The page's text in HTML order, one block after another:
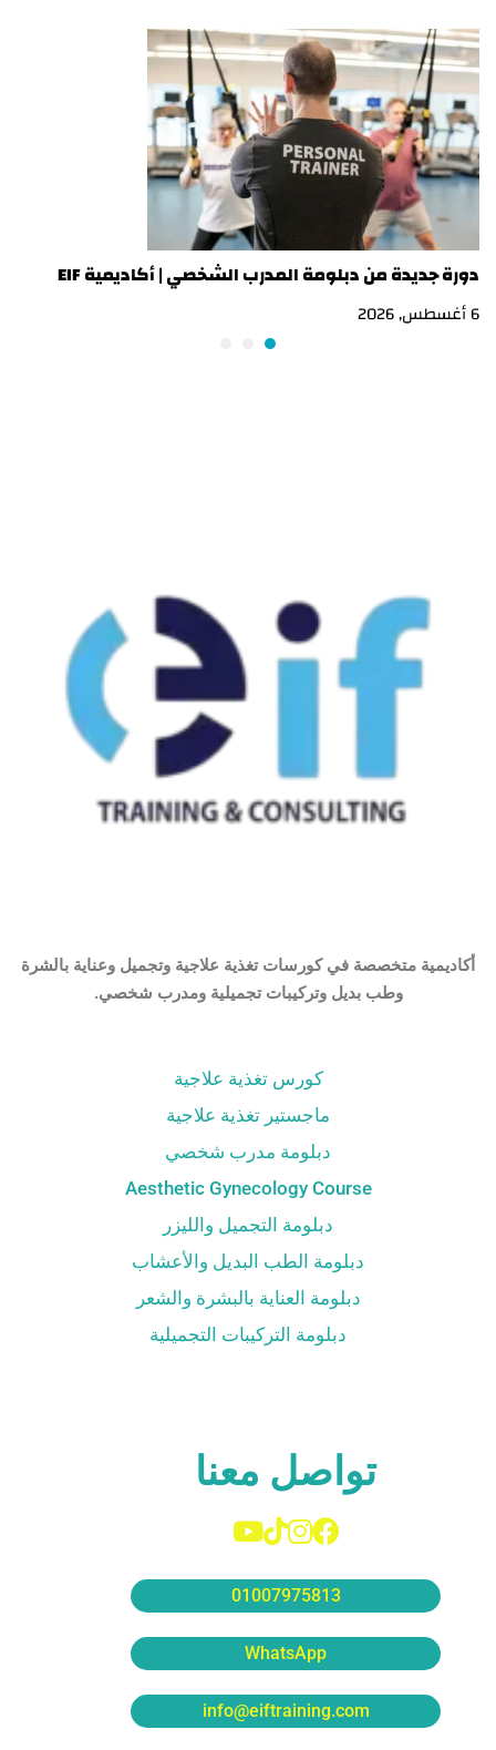
دورة جديدة من دبلومة المدرب الشخصي | أكاديمية EIF
6 أغسطس, 2026
أكاديمية متخصصة في كورسات تغذية علاجية وتجميل وعناية بالشرة
وطب بديل وتركيبات تجميلية ومدرب شخصي.
كورس تغذية علاجية
ماجستير تغذية علاجية
دبلومة مدرب شخصي
Aesthetic Gynecology Course
دبلومة التجميل والليزر
دبلومة الطب البديل والأعشاب
دبلومة العناية بالبشرة والشعر
دبلومة التركيبات التجميلية
تواصل معنا
01007975813
WhatsApp
info@eiftraining.com